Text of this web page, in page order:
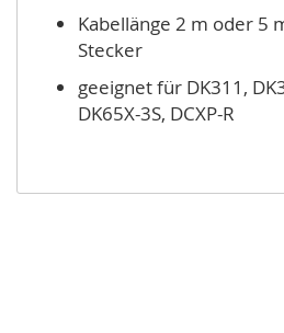
Kabellänge 2 m oder 5
Stecker
geeignet für DK311,
DK65X-3S, DCXP-R